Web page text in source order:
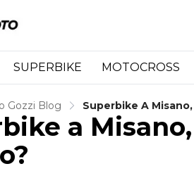
SUPERBIKE MOTOCROSS
Gozzi Blog Superbike A
a